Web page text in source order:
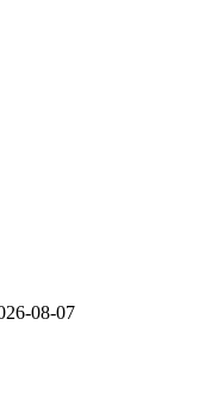
08-07